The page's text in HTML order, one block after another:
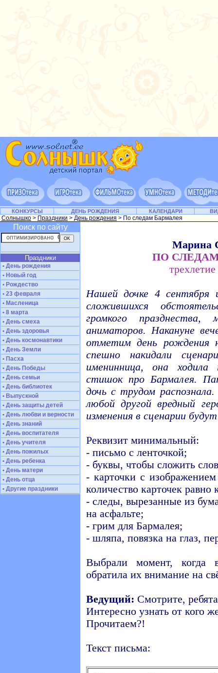
КОНКУРСЫ ДЕНЬ РОЖДЕНИЯ КАЛЕНДАРИ
Солнышко > Праздники > День рождения > По следам Бармалея
Поиск по сайту
Праздники
• День рождения
• Новый год
• Рождество
• 23 февраля
• Масленица
• 8 марта
• День смеха
• День здоровья
• День космонавтики
• День Земли
• Пасха
• День Победы
• День семьи
• День библиотек
• Выпускной
• День защиты детей
• День любви и верности
• День знаний
• День воспитателя
• День учителя
• День пожилых
• День ребенка
• День матери
• День отца
• Другие праздники
Марина
ПО
Нашей дочке 4 сентября
сложившихся
громкого празднества,
аниматоров. Накануне
отметим день рождения
спешно накидали
именинница, она
стишок про Бармалея.
дочь с трудом
любой другой вредный
изменения в сценарии
Реквизит минимальный:
- письмо с ленточкой;
- буквы, чтобы сложить
- карточки с
количество карточек равно
- следы, вырезанные из
на асфальте;
- грим для Бармалея;
- шляпа, повязка на глаз,
Выбрали момент,
обратила их внимание на
Ведущий: Смотрите,
Интересно узнать от кого
Прочитаем?!
Текст письма: